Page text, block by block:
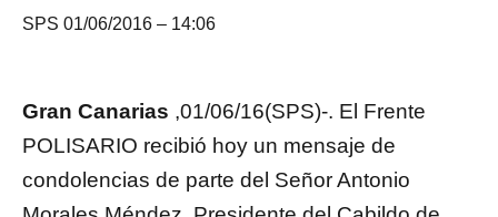
SPS 01/06/2016 – 14:06
Gran Canarias ,01/06/16(SPS)-. El Frente
POLISARIO recibió hoy un mensaje de
condolencias de parte del Señor Antonio